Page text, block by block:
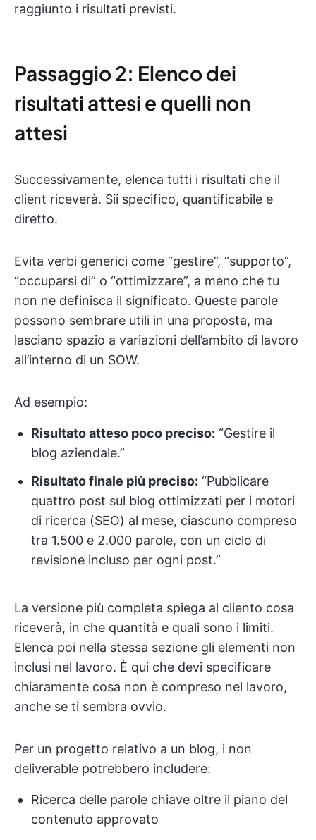
raggiunto i risultati previsti.
Passaggio 2: Elenco dei
risultati attesi e quelli non
attesi
Successivamente, elenca tutti i risultati che il
client riceverà. Sii specifico, quantificabile e
diretto.
Evita verbi generici come “gestire”, “supporto”,
“occuparsi di” o “ottimizzare”, a meno che tu
non ne definisca il significato. Queste parole
possono sembrare utili in una proposta, ma
lasciano spazio a variazioni dell’ambito di lavoro
all’interno di un SOW.
Ad esempio:
Risultato atteso poco preciso: “Gestire il
blog aziendale.”
Risultato finale più preciso: “Pubblicare
quattro post sul blog ottimizzati per i motori
di ricerca (SEO) al mese, ciascuno compreso
tra 1.500 e 2.000 parole, con un ciclo di
revisione incluso per ogni post.”
La versione più completa spiega al cliento cosa
riceverà, in che quantità e quali sono i limiti.
Elenca poi nella stessa sezione gli elementi non
inclusi nel lavoro. È qui che devi specificare
chiaramente cosa non è compreso nel lavoro,
anche se ti sembra ovvio.
Per un progetto relativo a un blog, i non
deliverable potrebbero includere:
Ricerca delle parole chiave oltre il piano del
contenuto approvato